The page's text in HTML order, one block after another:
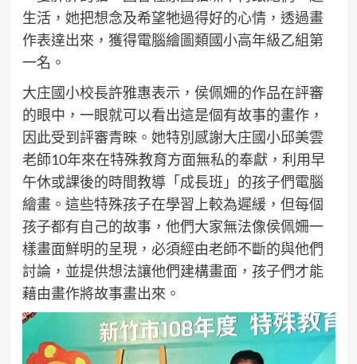
生活，她把想念及希望牠過得好的心情，透過畫
作表達出來，獲得電腦繪圖類國小高年級乙組第
一名。
大庄國小校長許雅惠表示，侯佩姍的作品在評審
的眼中，一眼就可以看出這是個有故事的畫作，
因此受到評審青睞。她特別感謝大庄國小邱美雲
老師10年來在特殊教育方面無私的奉獻，利用早
午休或課後的時間教導「成長班」的孩子們電腦
繪畫。這些特殊孩子在學習上較為遲緩，但每個
孩子都有自己的故事，他們大家無法像侯佩姍一
樣畫面鮮明的呈現，必須經由老師不斷的與他們
討論，並提供想法讓他們建構畫面，孩子們才能
藉由畫作將故事畫出來。